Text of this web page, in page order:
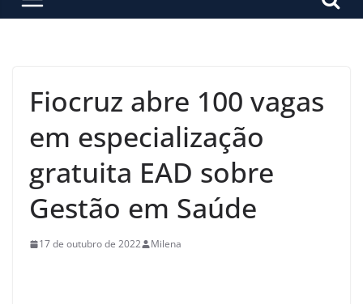
Fiocruz abre 100 vagas
em especialização
gratuita EAD sobre
Gestão em Saúde
17 de outubro de 2022 Milena